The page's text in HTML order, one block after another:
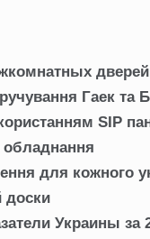
дверей
Гаек та
SIP
обладнання
для кожного
доски
Украины за